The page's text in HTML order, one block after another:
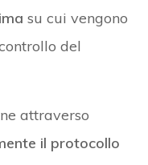
su cui vengono
del
attraverso
il protocollo